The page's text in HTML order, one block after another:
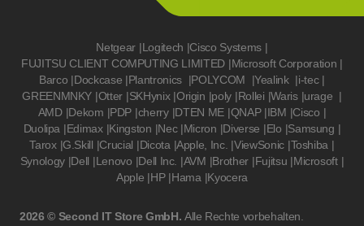
Netgear |Logitech |Cisco Systems |
FUJITSU CLIENT COMPUTING LIMITED |Microsoft Corporation |
Barco |Dockcase |Plantronics |POLYCOM |Yealink |i-tec |
GREENMNKY |Otter |SKHynix |Origin |poly |Rollei |Waris |urage |
AMD |Dekom |PDP |cherry |DTEN ME |QNAP |IBM |Cisco |
Duolipa |Edimax |Kingston |Nec |Micron |Diverse |Elo |Samsung |
Tarox |G.Skill |Crucial |Dicota |Apple, Inc. |ViewSonic |Toshiba |
Synology |Dell |Lenovo |Dell Inc. |AVM |Brother |Fujitsu |Microsoft |
Apple |HP |Hama |Kyocera
2026 © Second IT Store GmbH. Alle Rechte vorbehalten.